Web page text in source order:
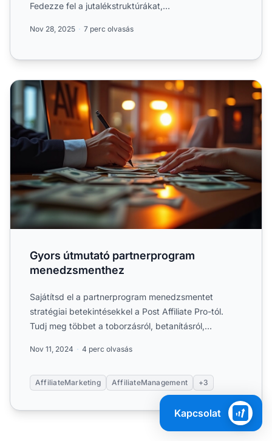
Fedezze fel a jutalékstruktúrákat,
Nov 28, 2025 7 perc olvasás
Gyors útmutató partnerprogram menedzsmenthez
Gyors útmutató partnerprogram
menedzsmenthez
Sajátítsd el a partnerprogram menedzsmentet
stratégiai betekintésekkel a Post Affiliate Pro-tól.
Tudj meg többet a toborzásról, betanításról,
Nov 11, 2024 4 perc olvasás
AffiliateMarketing AffiliateManagement +3
Kapcsolat